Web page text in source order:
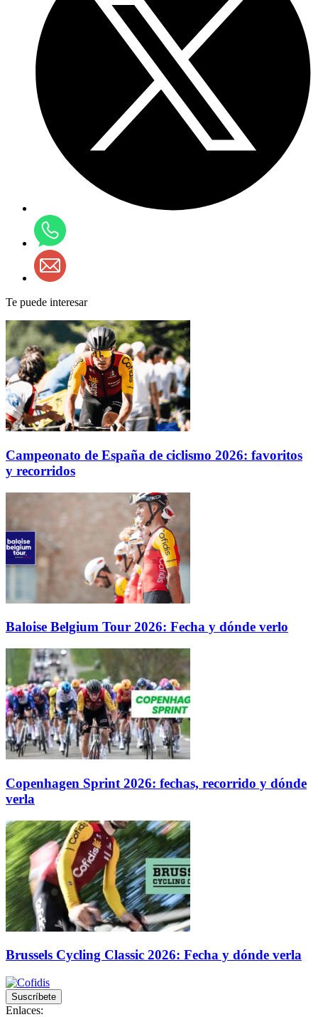
Te puede interesar
Campeonato de España de ciclismo 2026: favoritos
y recorridos
Baloise Belgium Tour 2026: Fecha y dónde verlo
Copenhagen Sprint 2026: fechas, recorrido y dónde
verla
Brussels Cycling Classic 2026: Fecha y dónde verla
Suscríbete
Enlaces: